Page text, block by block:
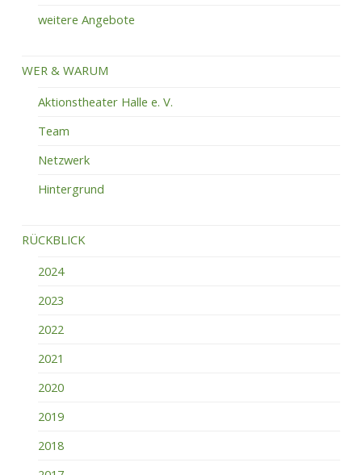
weitere Angebote
WER & WARUM
Aktionstheater Halle e. V.
Team
Netzwerk
Hintergrund
RÜCKBLICK
2024
2023
2022
2021
2020
2019
2018